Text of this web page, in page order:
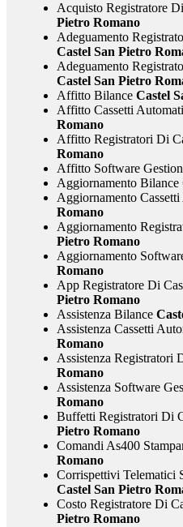
Acquisto Registratore
Pietro Romano
Adeguamento
Castel San Pietro
Adeguamento
Castel San Pietro
Affitto BilanceCastel
Affitto Cassetti
Romano
Affitto Registratori Di
Romano
Affitto Software
Aggiornamento Bilance
Aggiornamento
Romano
Aggiornamento
Pietro Romano
Aggiornamento
Romano
App Registratore Di
Pietro Romano
Assistenza Bilance
Assistenza Cassetti
Romano
Assistenza Registratori
Romano
Assistenza Software
Romano
Buffetti Registratori Di
Pietro Romano
Comandi As400
Romano
Corrispettivi Telematici
Castel San Pietro
Costo Registratore Di
Pietro Romano